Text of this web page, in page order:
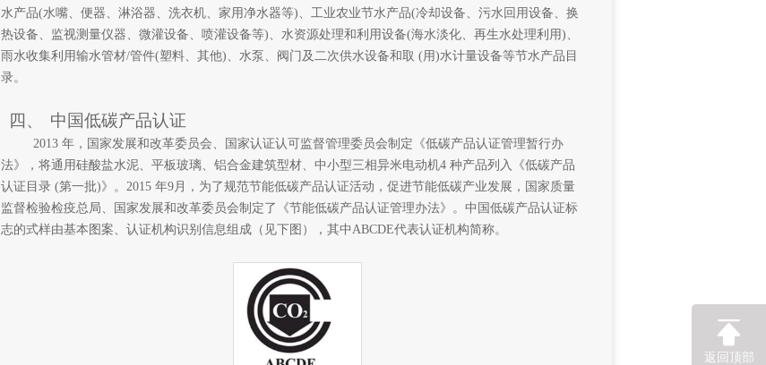
水产品(水嘴、便器、淋浴器、洗衣机、家用净水器等)、工业农业节水产品(冷却设备、污水回用设备、换
热设备、监视测量仪器、微灌设备、喷灌设备等)、水资源处理和利用设备(海水淡化、再生水处理利用)、
雨水收集利用输水管材/管件(塑料、其他)、水泵、阀门及二次供水设备和取 (用)水计量设备等节水产品目
录。
四、 中国低碳产品认证
2013 年，国家发展和改革委员会、国家认证认可监督管理委员会制定《低碳产品认证管理暂行办
法》，将通用硅酸盐水泥、平板玻璃、铝合金建筑型材、中小型三相异米电动机4 种产品列入《低碳产品
认证目录 (第一批)》。2015 年9月，为了规范节能低碳产品认证活动，促进节能低碳产业发展，国家质量
监督检验检疫总局、国家发展和改革委员会制定了《节能低碳产品认证管理办法》。中国低碳产品认证标
志的式样由基本图案、认证机构识别信息组成（见下图），其中ABCDE代表认证机构简称。
返回顶部